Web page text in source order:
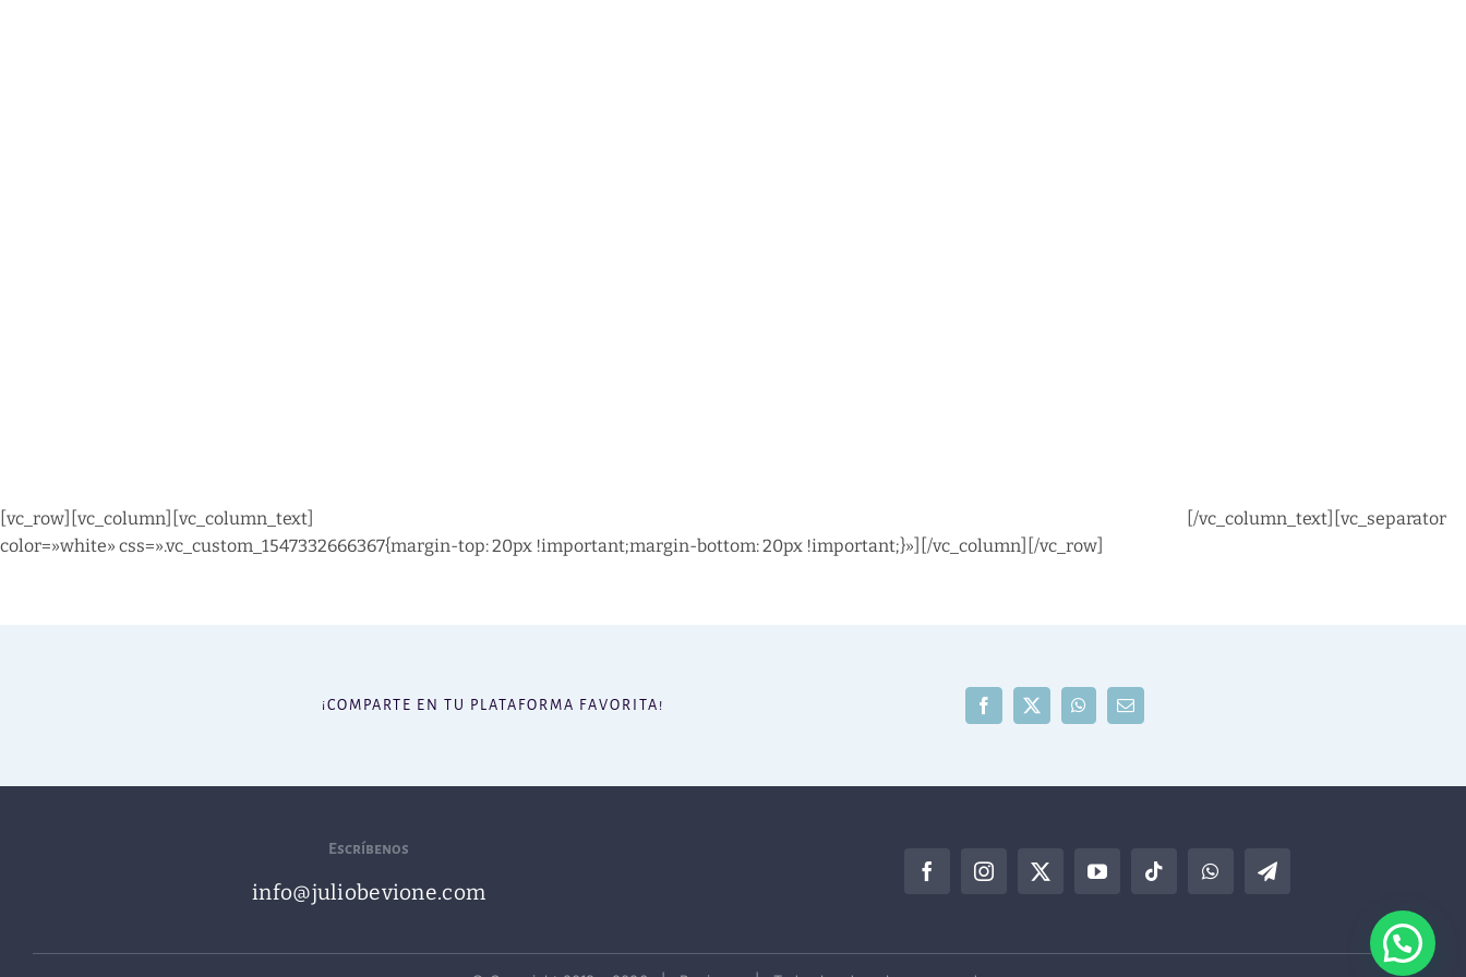
[vc_row][vc_column][vc_column_text]
[/vc_column_text][vc_separator
color=»white» css=».vc_custom_1547332666367{margin-top: 20px !important;margin-bottom: 20px !important;}»][/vc_column][/vc_row]
¡COMPARTE EN TU PLATAFORMA FAVORITA! Facebook
X WhatsAppCorreo
electrónico
Escríbenos
info@juliobevione.com